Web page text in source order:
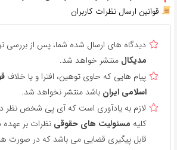
قوانین ارسال نظرات کاربران
دیدگاه های ارسال شده شما، پس از بررسی
مدیکال منتشر خواهد شد.
پیام هایی که حاوی توهین، افترا و یا خلاف
اسلامی ایران باشد منتشر نخواهد شد.
لازم به یادآوری است که آی پی شخص نظر
کلیه مسئولیت های حقوقی نظرات بر
قابل پیگیری قضایی می باشد که در صورت